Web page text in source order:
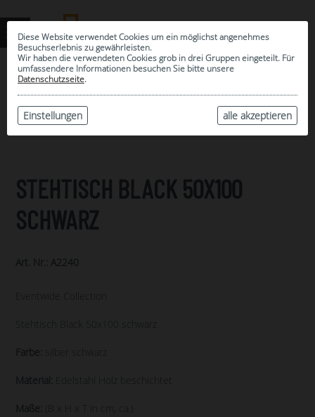
Diese Website verwendet Cookies um ein möglichst angenehmes
Besuchserlebnis zu gewährleisten.
Wir haben die verwendeten Cookies grob in drei Gruppen eingeteilt. Für
umfassendere Informationen besuchen Sie bitte unsere
Datenschutzseite.
alle akzeptieren
Einstellungen
ARCHIV
STEHTISCH BLACK 50X100
SCHWARZ
Art. Nr.: A2240
Eventwide Collection
Stehtisch Black 50x100 schwarz
Farbe: silber schwarz
Material: Edelstahl Holz beschichtet
Maße:
(B x H x T in cm, ca.)